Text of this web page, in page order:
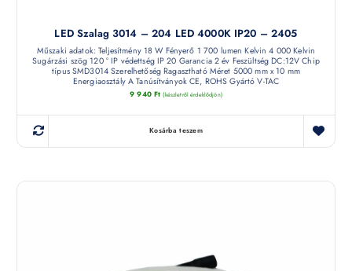
LED Szalag 3014 – 204 LED 4000K IP20 – 2405
Műszaki adatok: Teljesítmény 18 W Fényerő 1 700 lumen Kelvin 4 000 Kelvin
Sugárzási szög 120 ° IP védettség IP 20 Garancia 2 év Feszültség DC:12V Chip
típus SMD3014 Szerelhetőség Ragasztható Méret 5000 mm x 10 mm
Energiaosztály A Tanúsítványok CE, ROHS Gyártó V-TAC
9 940 Ft (készletről érdeklődjön)
Kosárba teszem